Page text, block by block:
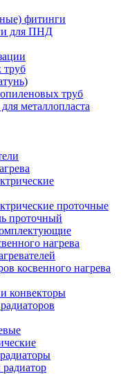
фитинги
для ПНД
труб
металлопласта
проточные
проточный
нагрева
косвенного нагрева
конвекторы